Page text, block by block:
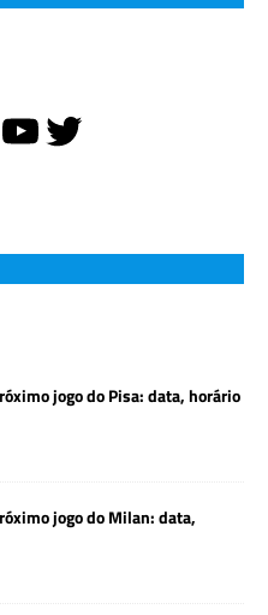
jogo do Pisa: data, horário
jogo do Milan: data,